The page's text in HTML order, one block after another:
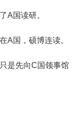
国读研。
国，硕博连读。
是先向C国领事馆